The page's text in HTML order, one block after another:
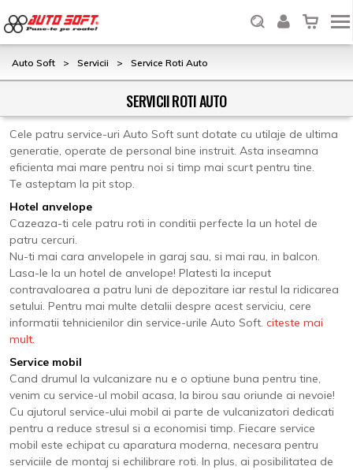
Auto Soft > Servicii > Service Roti Auto
SERVICII ROTI AUTO
Cele patru service-uri Auto Soft sunt dotate cu utilaje de ultima
generatie, operate de personal bine instruit. Asta inseamna
eficienta mai mare pentru noi si timp mai scurt pentru tine.
Te asteptam la pit stop.
Hotel anvelope
Cazeaza-ti cele patru roti in conditii perfecte la un hotel de
patru cercuri.
Nu-ti mai cara anvelopele in garaj sau, si mai rau, in balcon.
Lasa-le la un hotel de anvelope! Platesti la inceput
contravaloarea a patru luni de depozitare iar restul la ridicarea
setului. Pentru mai multe detalii despre acest serviciu, cere
informatii tehnicienilor din service-urile Auto Soft.citeste mai
mult.
Service mobil
Cand drumul la vulcanizare nu e o optiune buna pentru tine,
venim cu service-ul mobil acasa, la birou sau oriunde ai nevoie!
Cu ajutorul service-ului mobil ai parte de vulcanizatori dedicati
pentru a reduce stresul si a economisi timp. Fiecare service
mobil este echipat cu aparatura moderna, necesara pentru
serviciile de montaj si echilibrare roti. In plus, ai posibilitatea de